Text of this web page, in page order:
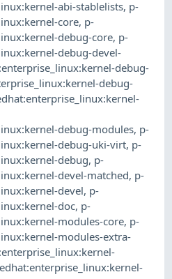
abi-stablelists, p-
core, p-
debug-core, p-
debug-devel-
debug-
debug-
debug-modules, p-
debug-uki-virt, p-
debug, p-
devel-matched, p-
devel, p-
doc, p-
modules-core, p-
modules-extra-